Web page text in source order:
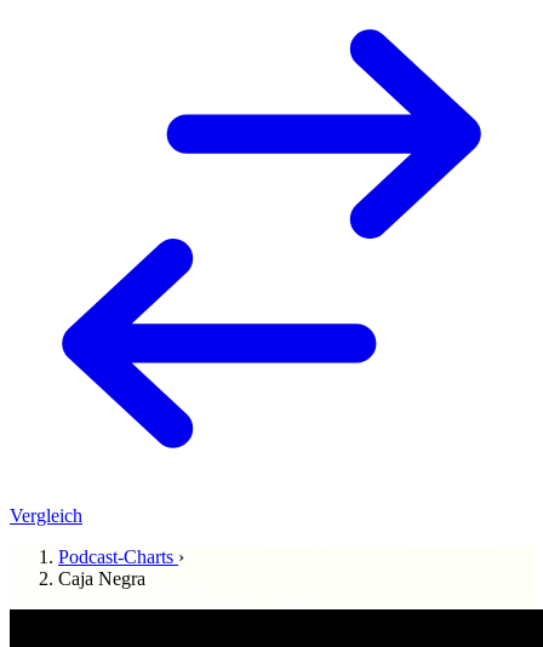
Vergleich
Podcast-Charts ›
Caja Negra